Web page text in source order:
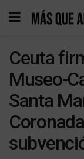
Ceuta
Museo-
Santa